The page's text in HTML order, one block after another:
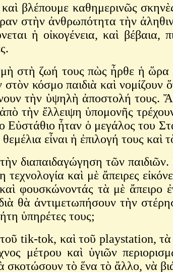
καθημερινῶς σκηνὲς
στὴν ἀνθρωπότητα τὴν
ἡ οἰκογένεια, καὶ βέβαια,
ζωή τους πὼς ἦρθε ἡ ὥρα
κόσμο παιδιὰ καὶ νομίζουν
τὴν ὑψηλὴ ἀποστολή τους.
τὴν ἔλλειψη ὑπομονῆς τρέχουν
ἦταν ὁ μεγάλος του
εἶναι ἡ ἐπιλογή τους καὶ
τῶν παιδιῶν.
καὶ μὲ ἄπειρες
φουσκώνοντάς τὰ μὲ
θὰ ἀντιμετωπήσουν τὴν
ὑπηρέτες τους;
tok, καὶ τοῦ playstation, τὰ
μέτρου καὶ ὑγιῶν
τὸ ἕνα τὸ ἄλλο, νὰ